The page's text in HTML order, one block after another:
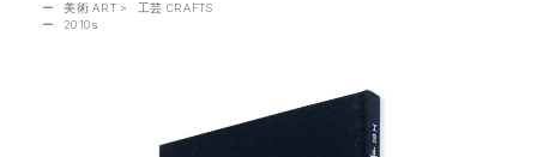
ー 美術 ART >
工芸 CRAFTS
ー
2010s